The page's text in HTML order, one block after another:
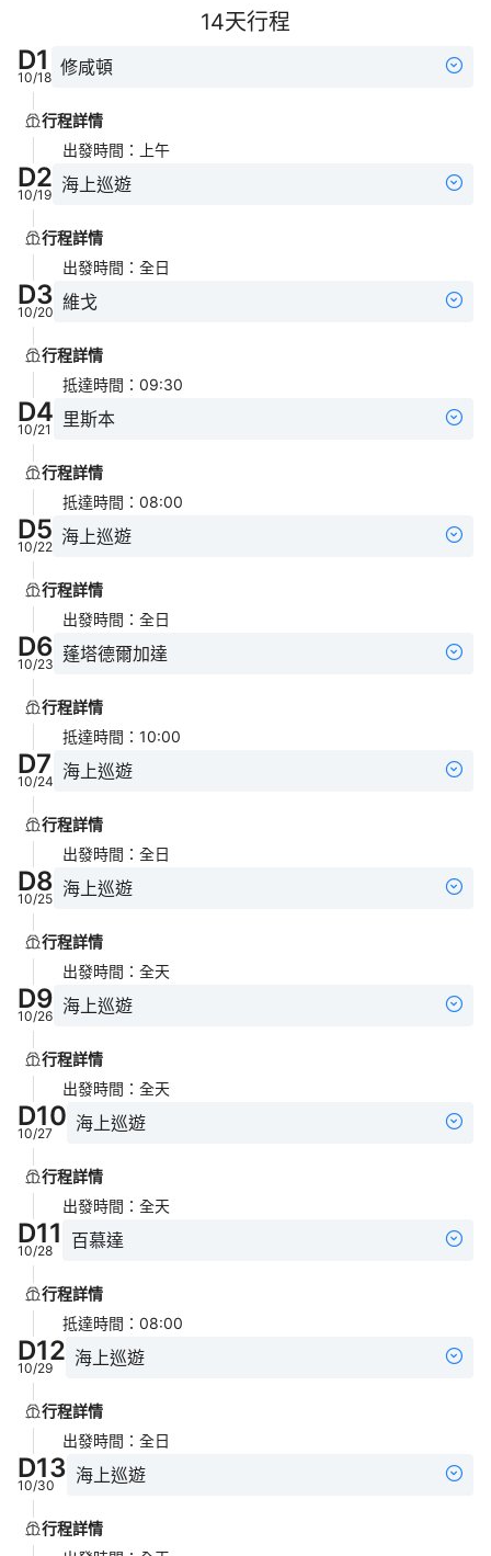
14天行程
D1
10/18 修咸頓
行程詳情
出發時間 ： 上午
D2
10/19 海上巡遊
行程詳情
出發時間 ： 全日
D3
10/20 維戈
行程詳情
抵達時間 ： 09:30
D4
10/21 里斯本
行程詳情
抵達時間 ： 08:00
D5
10/22 海上巡遊
行程詳情
出發時間 ： 全日
D6
10/23 蓬塔德爾加達
行程詳情
抵達時間 ： 10:00
D7
10/24 海上巡遊
行程詳情
出發時間 ： 全日
D8
10/25 海上巡遊
行程詳情
出發時間 ： 全天
D9
10/26 海上巡遊
行程詳情
出發時間 ： 全天
D10
10/27 海上巡遊
行程詳情
出發時間 ： 全天
D11
10/28 百慕達
行程詳情
抵達時間 ： 08:00
D12
10/29 海上巡遊
行程詳情
出發時間 ： 全日
D13
10/30 海上巡遊
行程詳情